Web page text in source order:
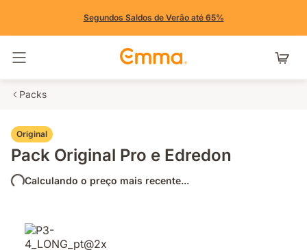
Segundos Saldos de Verão até 65%
Packs
Original
Pack Original Pro e Edredon
Calculando o preço mais recente...